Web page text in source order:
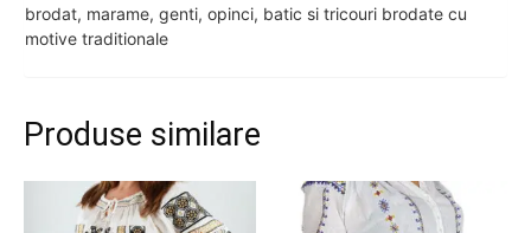
brodat, marame, genti, opinci, batic si tricouri brodate cu
motive traditionale
Produse similare